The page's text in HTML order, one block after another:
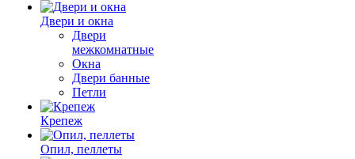
Двери и окна
Двери
межкомнатные
Окна
Двери банные
Петли
Крепеж
Опил, пеллеты